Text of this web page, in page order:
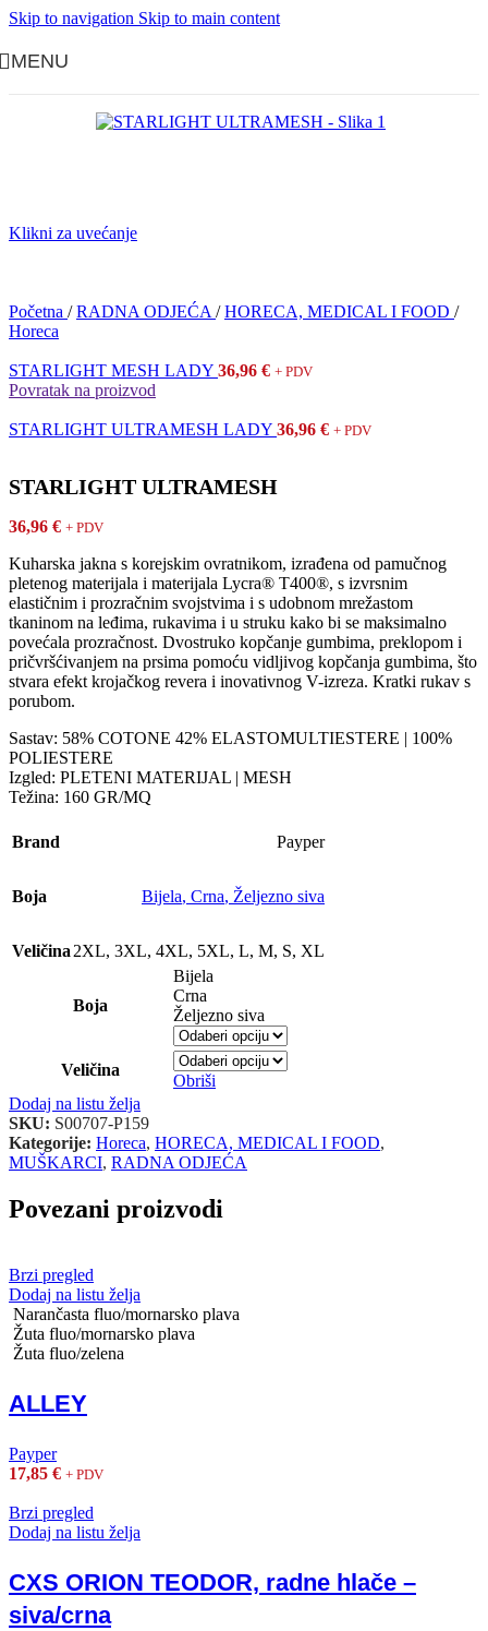
Skip to navigation Skip to main content
MENU
Klikni za uvećanje
Početna / RADNA ODJEĆA / HORECA, MEDICAL I FOOD /
Horeca
STARLIGHT MESH LADY 36,96 € + PDV
Povratak na proizvod
STARLIGHT ULTRAMESH LADY 36,96 € + PDV
STARLIGHT ULTRAMESH
36,96 € + PDV
Kuharska jakna s korejskim ovratnikom, izrađena od pamučnog
pletenog materijala i materijala Lycra® T400®, s izvrsnim
elastičnim i prozračnim svojstvima i s udobnom mrežastom
tkaninom na leđima, rukavima i u struku kako bi se maksimalno
povećala prozračnost. Dvostruko kopčanje gumbima, preklopom i
pričvršćivanjem na prsima pomoću vidljivog kopčanja gumbima, što
stvara efekt krojačkog revera i inovativnog V-izreza. Kratki rukav s
porubom.
Sastav: 58% COTONE 42% ELASTOMULTIESTERE | 100%
POLIESTERE
Izgled: PLETENI MATERIJAL | MESH
Težina: 160 GR/MQ
Brand Payper
Boja Bijela, Crna, Željezno siva
Veličina 2XL, 3XL, 4XL, 5XL, L, M, S, XL
Boja
Bijela
Crna
Željezno siva
Veličina
Obriši
Dodaj na listu želja
SKU: S00707-P159
Kategorije: Horeca, HORECA, MEDICAL I FOOD,
MUŠKARCI, RADNA ODJEĆA
Povezani proizvodi
Brzi pregled
Dodaj na listu želja
Narančasta fluo/mornarsko plava
Žuta fluo/mornarsko plava
Žuta fluo/zelena
ALLEY
Payper
17,85 € + PDV
Brzi pregled
Dodaj na listu želja
CXS ORION TEODOR, radne hlače –
siva/crna